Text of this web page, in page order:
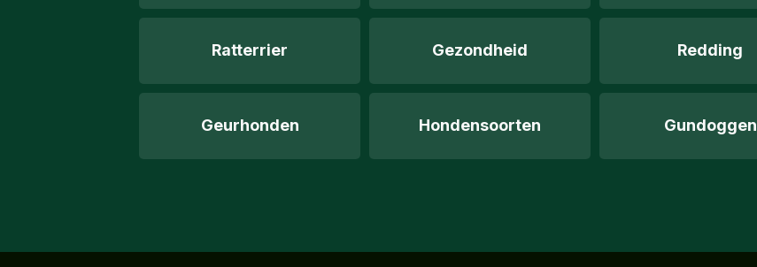
Ratterrier Gezondheid Redding
Geurhonden Hondensoorten Gundoggen